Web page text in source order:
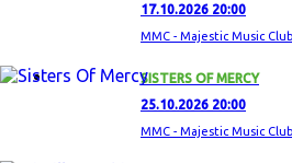
17.10.2026 20:00
MMC - Majestic Music Club
SISTERS OF MERCY
25.10.2026 20:00
MMC - Majestic Music Club